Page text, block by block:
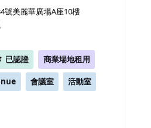
號美麗華廣場A座10樓
已認證 商業場地租用
會議室 活動室